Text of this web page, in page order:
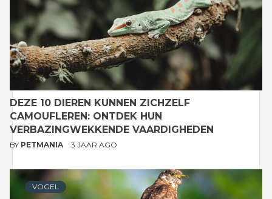
DEZE 10 DIEREN KUNNEN ZICHZELF
CAMOUFLEREN: ONTDEK HUN
VERBAZINGWEKKENDE VAARDIGHEDEN
BY PETMANIA 3 JAAR AGO
VOGEL